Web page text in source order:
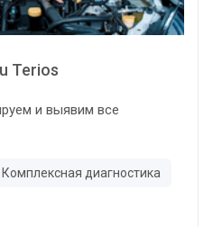
Terios
и выявим все
Комплексная диагностика